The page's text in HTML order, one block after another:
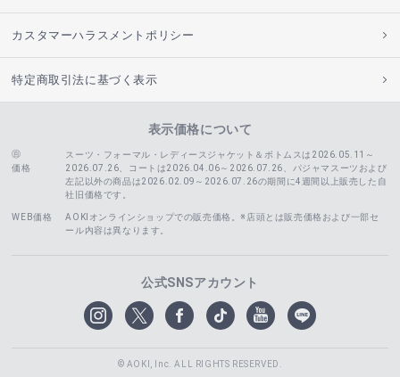
カスタマーハラスメントポリシー
特定商取引法に基づく表示
表示価格について
価格
スーツ・フォーマル・レディースジャケット＆ボトムスは2026.05.11～
2026.07.26、コートは2026.04.06～2026.07.26、
パジャマスーツおよび
左記以外の商品は2026.02.09～2026.07.26の期間に4週間以上販売した自
社旧価格です。
WEB価格
AOKIオンラインショップでの販売価格。※店頭とは販売価格および一部セ
ール内容は異なります。
公式SNSアカウント
© AOKI, Inc. ALL RIGHTS RESERVED.